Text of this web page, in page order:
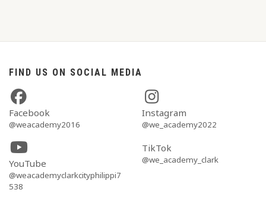
FIND US ON SOCIAL MEDIA
Facebook
@weacademy2016
Instagram
@we_academy2022
YouTube
@weacademyclarkcityphilippi7
538
TikTok
@we_academy_clark